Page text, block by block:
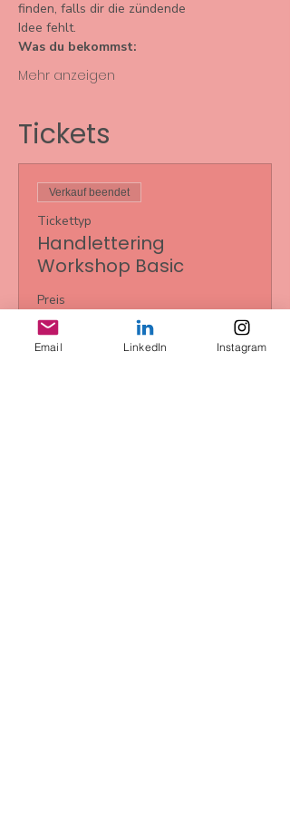
finden, falls dir die zündende
Idee fehlt.
Was du bekommst:
Mehr anzeigen
Tickets
Verkauf beendet
Tickettyp
Handlettering
Workshop Basic
Preis
85,00 €
+2,13 € Ticket-Servicegebühr
Email LinkedIn Instagram